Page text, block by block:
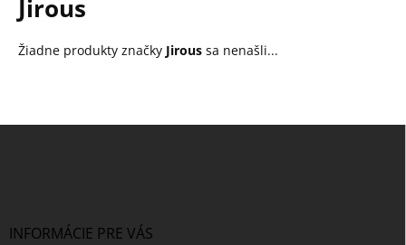
Jirous
Žiadne produkty značky Jirous sa nenašli...
INFORMÁCIE PRE VÁS